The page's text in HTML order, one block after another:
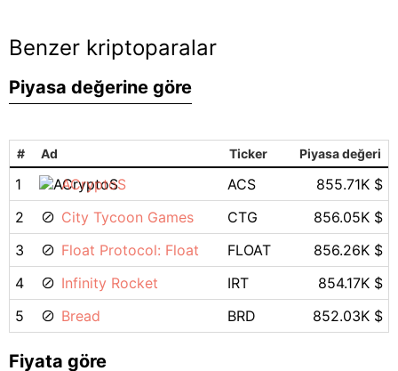
Benzer kriptoparalar
Piyasa değerine göre
# Ad Ticker Piyasa değeri
1 ACryptoS ACS
855.71K $
2
City Tycoon Games CTG
856.05K $
3
Float Protocol: Float FLOAT
856.26K $
4
Infinity Rocket IRT
854.17K $
5
Bread BRD 852.03K $
Fiyata göre